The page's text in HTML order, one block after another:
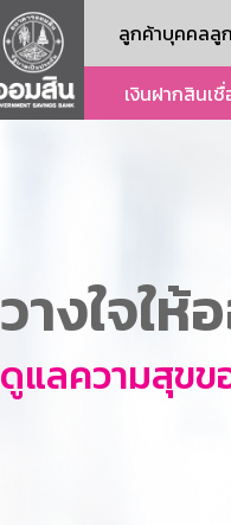
ลูกค้าบุคคลลู
เงินฝากสินเชื่
วางใจใ
ดูแลความสุข